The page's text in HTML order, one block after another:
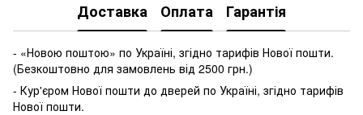
Доставка Оплата Гарантія
- «Новою поштою» по Україні, згідно тарифів Нової пошти.
(Безкоштовно для замовлень від 2500 грн.)
- Кур'єром Нової пошти до дверей по Україні, згідно тарифів
Нової пошти.